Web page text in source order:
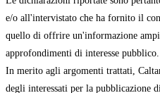
e/o all'intervistato che ha fornito il
quello di offrire un'informazione
approfondimenti di interesse pubblico.
In merito agli argomenti trattati,
degli interessati per la pubblicazione